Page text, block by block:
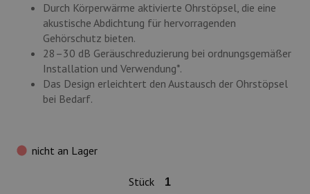
Durch Körperwärme aktivierte Ohrstöpsel, die eine
akustische Abdichtung für hervorragenden
Gehörschutz bieten.
28–30 dB Geräuschreduzierung bei ordnungsgemäßer
Installation und Verwendung*.
Das Design erleichtert den Austausch der Ohrstöpsel
bei Bedarf.
nicht an Lager
Stück